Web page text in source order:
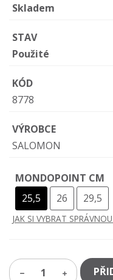
Skladem
STAV
Použité
KÓD
8778
VÝROBCE
SALOMON
MONDOPOINT CM
25,5
26 29,5
JAK SI VYBRAT
1